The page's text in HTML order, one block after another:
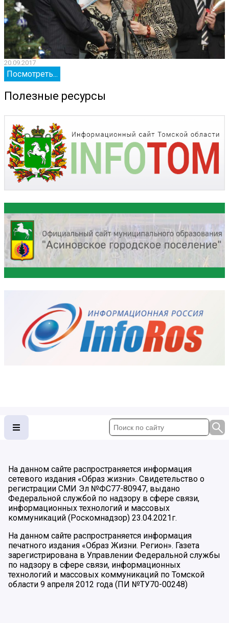
20.09.2017
Посмотреть...
Полезные ресурсы
На данном сайте распространяется информация
сетевого издания «Образ жизни». Свидетельство о
регистрации СМИ Эл №ФС77-80947, выдано
Федеральной службой по надзору в сфере связи,
информационных технологий и массовых
коммуникаций (Роскомнадзор) 23.04.2021г.
На данном сайте распространяется информация
печатного издания «Образ Жизни. Регион». Газета
зарегистрирована в Управлении Федеральной службы
по надзору в сфере связи, информационных
технологий и массовых коммуникаций по Томской
области 9 апреля 2012 года (ПИ №ТУ70-00248)